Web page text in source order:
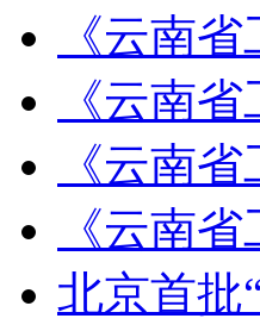
《云南
《云南
《云南
《云南
北京首批